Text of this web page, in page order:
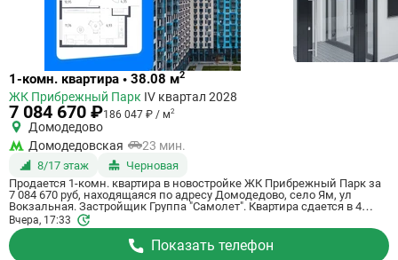
Ссылка
квартиру
1-комн. квартира • 38.08 м2
ЖК Прибрежный Парк IV квартал 2028
7 084 670 ₽186 047 ₽ / м2
Домодедово
Домодедовская
23 мин.
8/17 этаж
Черновая
Продается 1-комн. квартира в новостройке ЖК Прибрежный Парк за
7 084 670 руб, находящаяся по адресу Домодедово, село Ям, ул
Вокзальная. Застройщик Группа "Самолет". Квартира сдается в 4
квартале 2028 года с черновой отделкой, в 23 минутах на машине от
станции метрополитена Домодедовская. Общая площадь квартиры -
38.08 кв. м. Этаж 8 из 17. ID квартиры на СтройкиРУ 801175, назовите
его когда будете звонить.
Вчера, 17:33
Показать телефон